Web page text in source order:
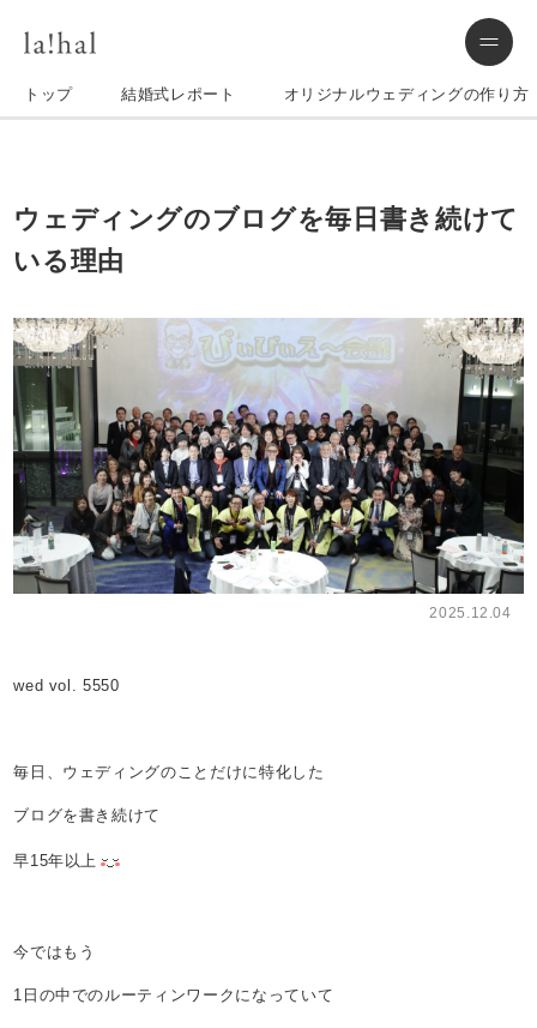
トップ 結婚式レポート オリジナルウェディングの作り方
ウェディングのブログを毎日書き続けて
いる理由
2025.12.04
wed vol. 5550
毎日、ウェディングのことだけに特化した
ブログを書き続けて
早15年以上
今ではもう
1日の中でのルーティンワークになっていて